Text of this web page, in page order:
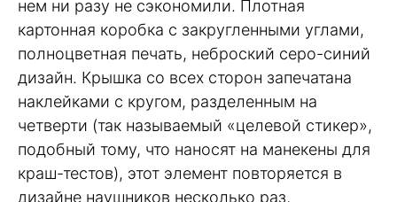
нем ни разу не сэкономили. Плотная
картонная коробка с закругленными углами,
полноцветная печать, неброский серо-синий
дизайн. Крышка со всех сторон запечатана
наклейками с кругом, разделенным на
четверти (так называемый «целевой стикер»,
подобный тому, что наносят на манекены для
краш-тестов), этот элемент повторяется в
дизайне наушников несколько раз,